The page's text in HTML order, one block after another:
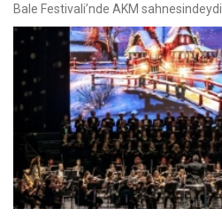
Bale Festivali’nde AKM sahnesindeydi